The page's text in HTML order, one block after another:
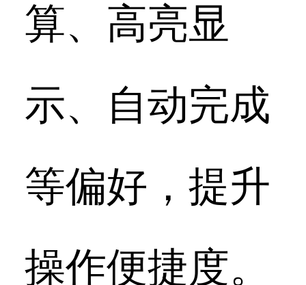
算、高亮显
示、自动完成
等偏好，提升
操作便捷度。